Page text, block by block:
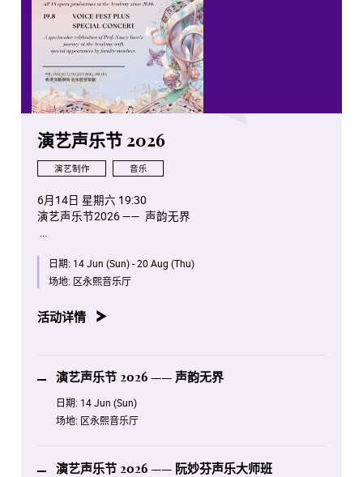
演艺声乐节 2026
演艺制作 音乐
6月14日 星期六 19:30
演艺声乐节2026 —— 声韵无界
演艺声乐节 2026 —— 阮妙芬声乐大师班
演艺声乐节 2026 —— 徐惟恩声乐及钢琴合作大师班
8月19日 星期三 19:30
演艺声乐节 2026 —— Encore Timeless Melodies
演艺声乐节2026 —— 歌剧传承之夜
日期: 14 Jun (Sun) - 20 Aug (Thu)
场地: 区永熙音乐厅
活动详情
演艺声乐节 2026 —— 声韵无界
日期: 14 Jun (Sun)
场地: 区永熙音乐厅
演艺声乐节 2026 —— 阮妙芬声乐大师班